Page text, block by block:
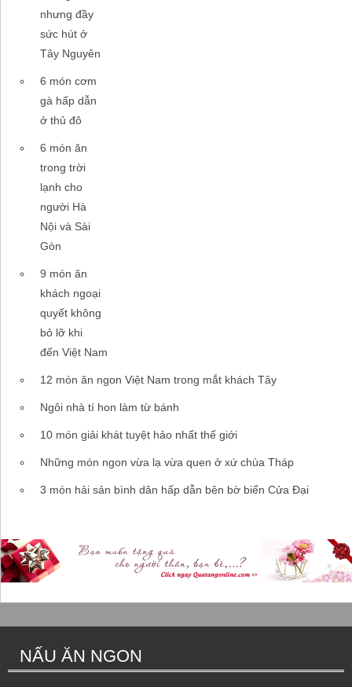
nhưng đầy
sức hút ở
Tây Nguyên
6 món cơm
gà hấp dẫn
ở thủ đô
6 món ăn
trong trời
lạnh cho
người Hà
Nội và Sài
Gòn
9 món ăn
khách ngoại
quyết không
bỏ lỡ khi
đến Việt Nam
12 món ăn ngon Việt Nam trong mắt khách Tây
Ngôi nhà tí hon làm từ bánh
10 món giải khát tuyệt hảo nhất thế giới
Những món ngon vừa lạ vừa quen ở xứ chùa Tháp
3 món hải sản bình dân hấp dẫn bên bờ biển Cửa Đại
NẤU ĂN NGON